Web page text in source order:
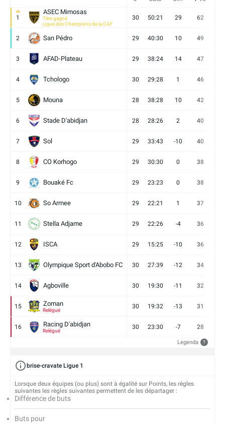
1
ASEC Mimosas
Titre gagné
Ligue des Champions de la CAF
30 50:21 29 62
2 San Pédro 29 40:30 10 49
3 AFAD-Plateau 29 38:24 14 47
4 Tchologo 30 29:28 1 46
5 Mouna 28 38:28 10 42
6 Stade D'abidjan 28 28:26 2 40
7 Sol 29 33:43 -10 40
8 CO Korhogo 29 30:30 0 38
9 Bouaké Fc 29 23:23 0 38
10 So Armee 29 22:21 1 37
11 Stella Adjame 29 22:26 -4 36
12 ISCA 29 15:25 -10 36
13 Olympique Sport d'Abobo FC 30 27:39 -12 34
14 Agboville 30 19:30 -11 32
15 Zoman
Relégué
30 19:32 -13 31
16 Racing D'abidjan
Relégué
30 23:30 -7 28
Legenda ?
brise-cravate Ligue 1
Lorsque deux équipes (ou plus) sont à égalité sur Points, les règles
suivantes les règles suivantes permettent de les départager :
Différence de buts
Buts pour